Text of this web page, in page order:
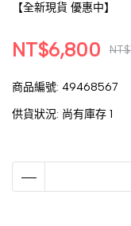
【全新現貨 優惠中】
NT$6,800
商品編號: 49468567
供貨狀況: 尚有庫存 1